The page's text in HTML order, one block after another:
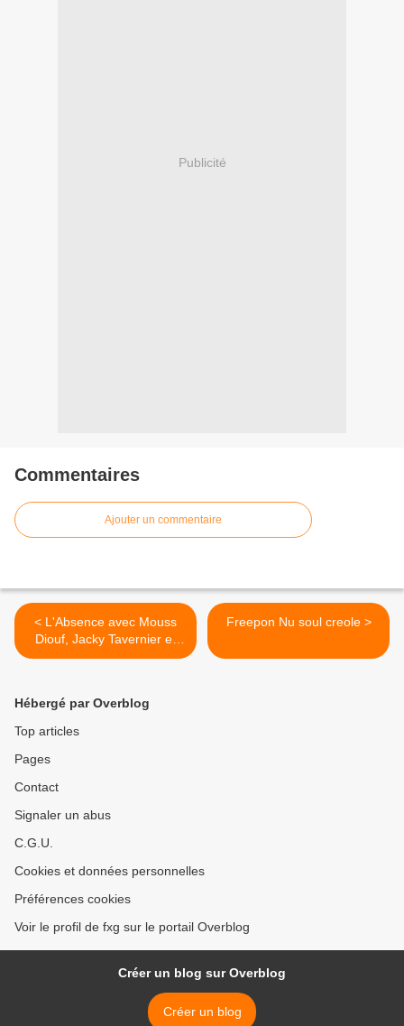
Publicité
Commentaires
Ajouter un commentaire
< L'Absence avec Mouss
Diouf, Jacky Tavernier et
William Nadylam
Freepon Nu soul creole >
Hébergé par Overblog
Top articles
Pages
Contact
Signaler un abus
C.G.U.
Cookies et données personnelles
Préférences cookies
Voir le profil de fxg sur le portail Overblog
Créer un blog sur Overblog
Créer un blog